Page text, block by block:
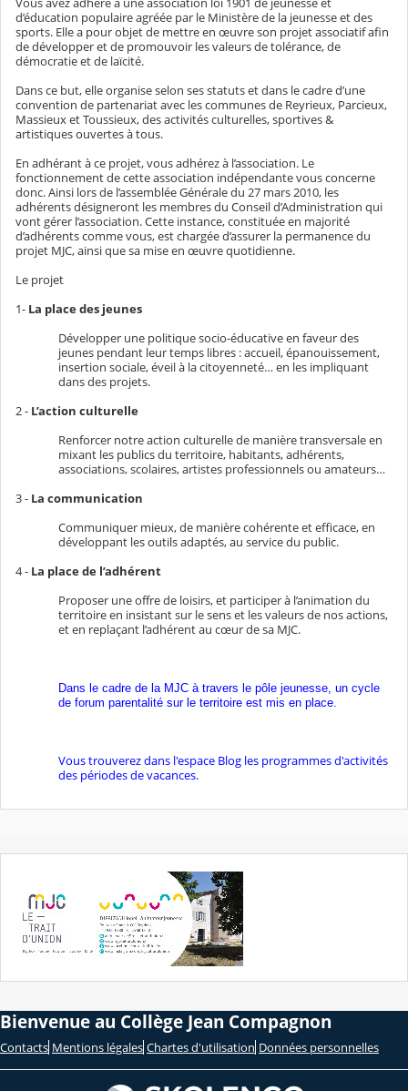
d’éducation populaire agréée par le Ministère de la jeunesse et des
sports. Elle a pour objet de mettre en œuvre son projet associatif afin
de développer et de promouvoir les valeurs de tolérance, de
démocratie et de laïcité.
Dans ce but, elle organise selon ses statuts et dans le cadre d’une
convention de partenariat avec les communes de Reyrieux, Parcieux,
Massieux et Toussieux, des activités culturelles, sportives &
artistiques ouvertes à tous.
En adhérant à ce projet, vous adhérez à l’association. Le
fonctionnement de cette association indépendante vous concerne
donc. Ainsi lors de l’assemblée Générale du 27 mars 2010, les
adhérents désigneront les membres du Conseil d’Administration qui
vont gérer l’association. Cette instance, constituée en majorité
d’adhérents comme vous, est chargée d’assurer la permanence du
projet MJC, ainsi que sa mise en œuvre quotidienne.
Le projet
1- La place des jeunes
Développer une politique socio-éducative en faveur des
jeunes pendant leur temps libres : accueil, épanouissement,
insertion sociale, éveil à la citoyenneté… en les impliquant
dans des projets.
2 - L’action culturelle
Renforcer notre action culturelle de manière transversale en
mixant les publics du territoire, habitants, adhérents,
associations, scolaires, artistes professionnels ou amateurs…
3 - La communication
Communiquer mieux, de manière cohérente et efficace, en
développant les outils adaptés, au service du public.
4 - La place de l’adhérent
Proposer une offre de loisirs, et participer à l’animation du
territoire en insistant sur le sens et les valeurs de nos actions,
et en replaçant l’adhérent au cœur de sa MJC.
Dans le cadre de la MJC à travers le pôle jeunesse, un cycle
de forum parentalité sur le territoire est mis en place.
Vous trouverez dans l'espace Blog les programmes d'activités
des périodes de vacances.
Bienvenue au Collège Jean Compagnon
Contacts Mentions légales Chartes d'utilisation Données personnelles